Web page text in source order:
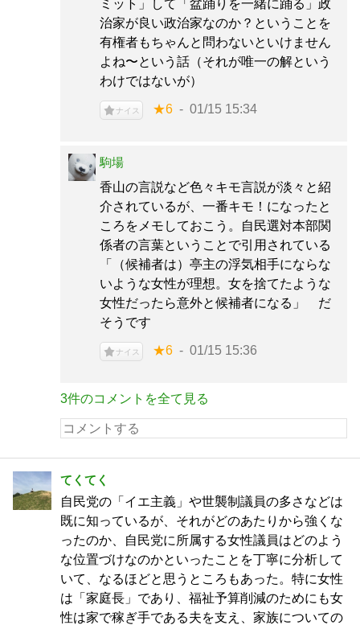
ミット」して「盆踊りを一緒に踊る」政
治家が良い政治家なのか？ということを
有権者もちゃんと問わないといけません
よね〜という話（それが唯一の解という
わけではないが）
ナイス ★6 01/15 15:34
駒場
香山の言説など色々キモ言説が淡々と紹
介されているが、一番キモ！になったと
ころをメモしておこう。自民選対本部関
係者の言葉ということで引用されている
「（候補者は）亭主の浮気相手にならな
いような女性が理想。女を捨てたような
女性だったら意外と候補者になる」 だ
そうです
ナイス ★6 01/15 15:36
3件のコメントを全て見る
てくてく
自民党の「イエ主義」や世襲制議員の多さなどは
既に知っているが、それがどのあたりから強くな
ったのか、自民党に所属する女性議員はどのよう
な位置づけなのかといったことを丁寧に分析して
いて、なるほどと思うところもあった。特に女性
は「家庭長」であり、福祉予算削減のためにも女
性は家で稼ぎ手である夫を支え、家族についての